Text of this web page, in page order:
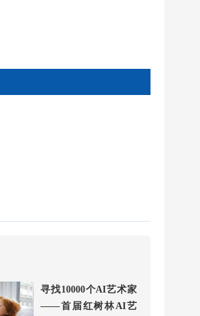
寻找10000个AI艺术家
——首届红树林AI艺